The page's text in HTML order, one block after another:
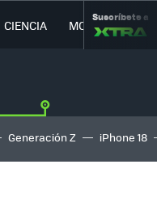
CIENCIA MOVILIDAD
Suscríbete a
Generación Z iPhone 18